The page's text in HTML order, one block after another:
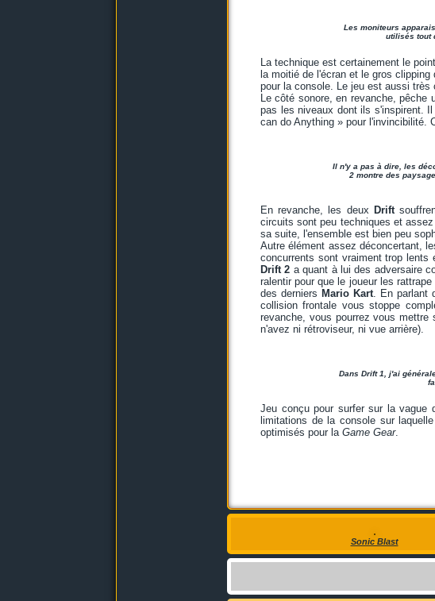
Les moniteurs
utilisés tout
La technique est certainement le
la moitié de l'écran et le gros
pour la console. Le jeu est aussi
Le côté sonore, en revanche,
pas les niveaux dont ils s'inspirent.
can do Anything » pour l'invincibilité.
Il n'y a pas à dire, les
2 montre des
En revanche, les deux Drift
circuits sont peu techniques et
sa suite, l'ensemble est bien peu
Autre élément assez déconcertant,
concurrents sont vraiment trop
Drift 2 a quant à lui des adversaire
ralentir pour que le joueur les
des derniers Mario Kart. En parlant
collision frontale vous stoppe
revanche, vous pourrez vous
n'avez ni rétroviseur, ni vue arrière).
Dans Drift 1, j'ai
Jeu conçu pour surfer sur la vague
limitations de la console sur
optimisés pour la Game Gear.
Sonic Blast